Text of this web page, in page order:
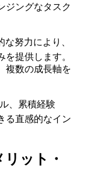
ジングなタスク
努力により、
提供します。
複数の成長軸を
、累積経験
る直感的なイン
ット・